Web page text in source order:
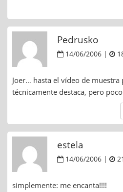
Pedrusko
14/06/2006 |
Joer… hasta el vídeo de muestra
técnicamente destaca, pero
estela
14/06/2006 |
simplemente: me encanta!!!!